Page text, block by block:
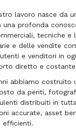
lavoro nasce da
una profonda
tecniche e
e delle vendite
e venditori in
diretto e
abbiamo costruito
da periti,
distribuiti in
accurate, asset
efficienti.